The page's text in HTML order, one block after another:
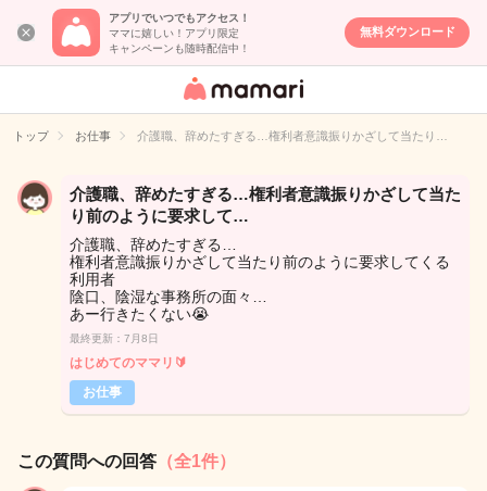
アプリでいつでもアクセス！
ママに嬉しい！アプリ限定
キャンペーンも随時配信中！
無料ダウンロード
女性専用匿名QA
イト
トップ お仕事 介護職、辞めたすぎる…権利者意識振りかざして当たり…
介護職、辞めたすぎる…権利者意識振りかざして当た
り前のように要求して…
介護職、辞めたすぎる…
権利者意識振りかざして当たり前のように要求してくる
利用者
陰口、陰湿な事務所の面々…
あー行きたくない😭
最終更新：7月8日
はじめてのママリ🔰
お仕事
この質問への回答 （全1件）